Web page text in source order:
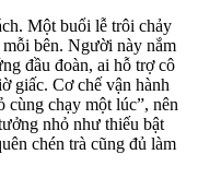
Một buổi lễ trôi chảy
bên. Người này nắm
đầu đoàn, ai hỗ trợ cô
giấc. Cơ chế vận hành
cùng chạy một lúc”, nên
nhỏ như thiếu bật
chén trà cũng đủ làm